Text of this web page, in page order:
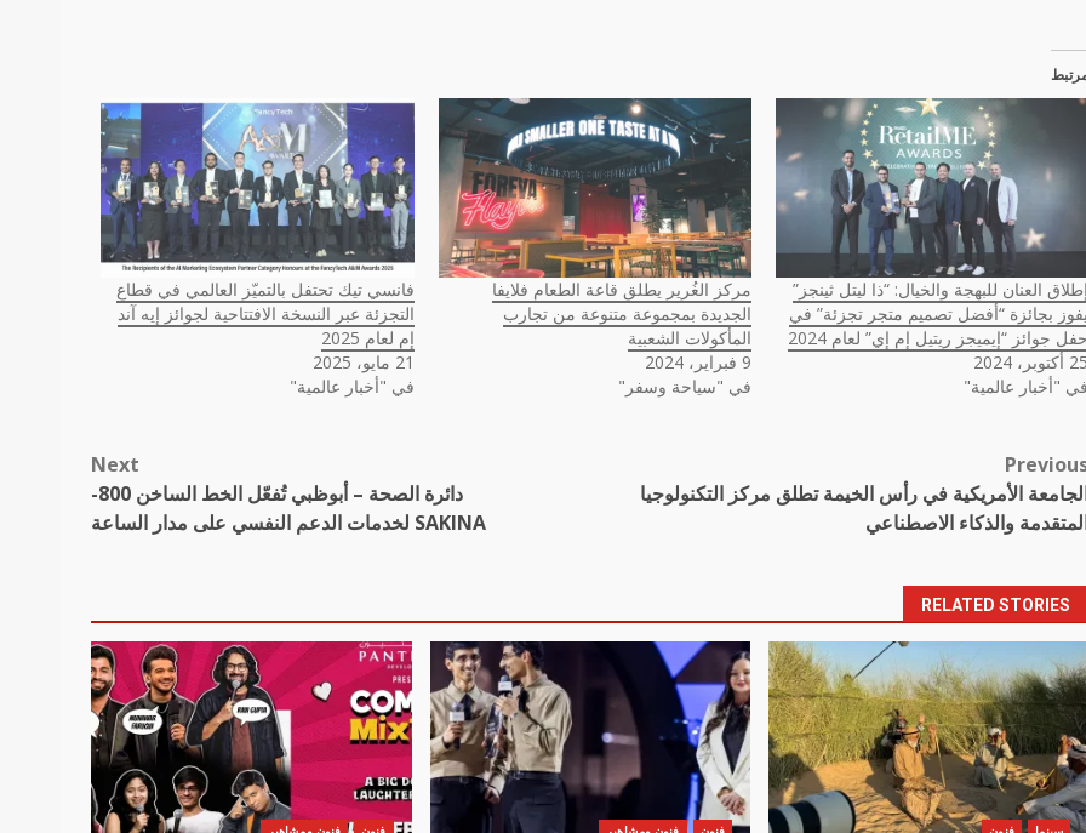
إطلاق العنان للبهجة والخيال: “ذا ليتل ثينجز”
يفوز بجائزة “أفضل تصميم متجر تجزئة” في
حفل جوائز “إيميجز ريتيل إم إي” لعام 2024
25 أكتوبر، 2024
في "أخبار عالمية"
مركز الغُرير يطلق قاعة الطعام فلايفا
الجديدة بمجموعة متنوعة من تجارب
المأكولات الشعبية
9 فبراير، 2024
في "سياحة وسفر"
فانسي تيك تحتفل بالتميّز العالمي في قطاع
التجزئة عبر النسخة الافتتاحية لجوائز إيه آند
إم لعام 2025
21 مايو، 2025
في "أخبار عالمية"
الأمريكية في رأس الخيمة تطلق مركز التكنولوجيا
والذكاء الاصطناعي
Next
دائرة الصحة – أبوظبي تُفعّل الخط الساخن 800-
SAKINA لخدمات الدعم النفسي على مدار الساعة
RELATED STORIES